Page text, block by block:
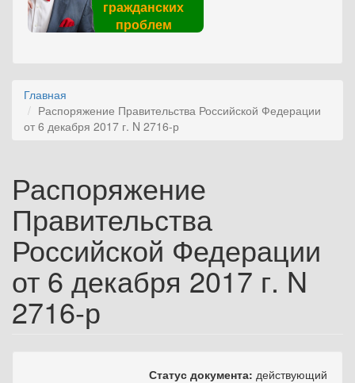
гражданских
проблем
Главная
Распоряжение Правительства Российской Федерации
от 6 декабря 2017 г. N 2716-р
Распоряжение
Правительства
Российской Федерации
от 6 декабря 2017 г. N
2716-р
Статус документа: действующий